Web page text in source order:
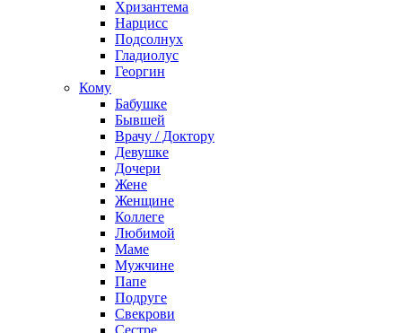
Хризантема
Нарцисс
Подсолнух
Гладиолус
Георгин
Кому
Бабушке
Бывшей
Врачу / Доктору
Девушке
Дочери
Жене
Женщине
Коллеге
Любимой
Маме
Мужчине
Папе
Подруге
Свекрови
Сестре